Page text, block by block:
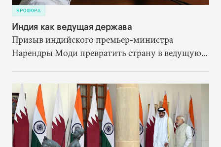
БРОШЮРА
Индия как ведущая держава
Призыв индийского премьер-министра
Нарендры Моди превратить страну в ведущую
в международной политической системе.